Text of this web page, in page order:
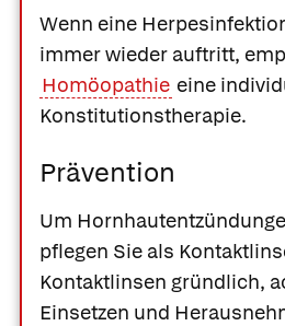
Wenn eine
immer wieder auftritt,
Homöopathie eine
Konstitutionstherapie.
Prävention
Um
pflegen Sie als
Kontaktlinsen gründlich,
Einsetzen und